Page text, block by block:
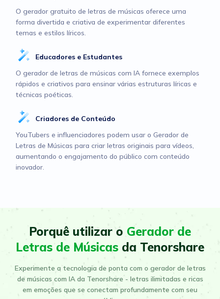
O gerador gratuito de letras de músicas oferece uma
forma divertida e criativa de experimentar diferentes
temas e estilos líricos.
Educadores e Estudantes
O gerador de letras de músicas com IA fornece exemplos
rápidos e criativos para ensinar várias estruturas líricas e
técnicas poéticas.
Criadores de Conteúdo
YouTubers e influenciadores podem usar o Gerador de
Letras de Músicas para criar letras originais para vídeos,
aumentando o engajamento do público com conteúdo
inovador.
Porquê utilizar o Gerador de
Letras de Músicas da Tenorshare
Experimente a tecnologia de ponta com o gerador de letras
de músicas com IA da Tenorshare - letras ilimitadas e ricas
em emoções que se conectam profundamente com seu